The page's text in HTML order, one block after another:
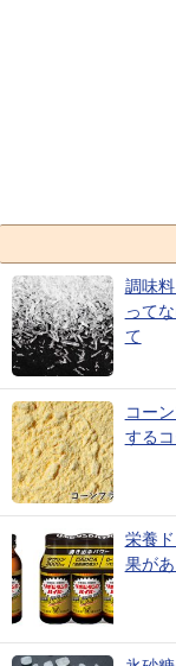
調味
って
て
コー
する
栄養
果が